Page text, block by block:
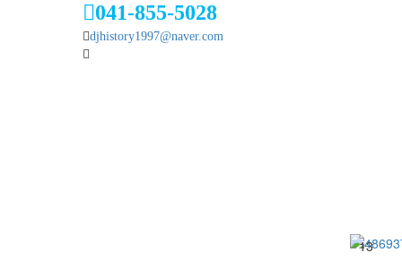
041-855-5028
djhistory1997@naver.com
13